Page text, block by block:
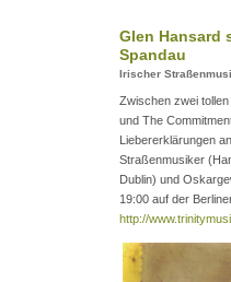
Glen Hansard
Spandau
Irischer
Zwischen zwei
und The
Liebererklärungen
Straßenmusiker
Dublin) und
19:00 auf der
http://